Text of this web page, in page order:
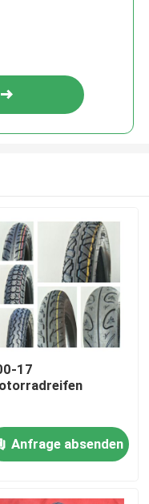
17
Anfrage absenden